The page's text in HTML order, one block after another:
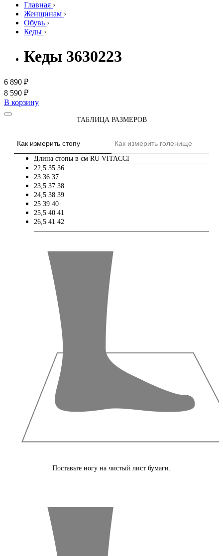
Главная ›
Женщинам ›
Обувь ›
Кеды ›
Кеды 3630223
6 890 ₽
8 590 ₽
В корзину
ТАБЛИЦА РАЗМЕРОВ
Как измерить стопу Как измерить голенище
Длина стопы в см RU VITACCI
22,5 35 36
23 36 37
23,5 37 38
24,5 38 39
25 39 40
25,5 40 41
26,5 41 42
Поставьте ногу на чистый лист бумаги.